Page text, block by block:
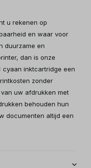
u rekenen op
en waar voor
duurzame en
dan is onze
cyaan inktcartridge een
zonder
uw afdrukken met
behouden hun
documenten altijd een